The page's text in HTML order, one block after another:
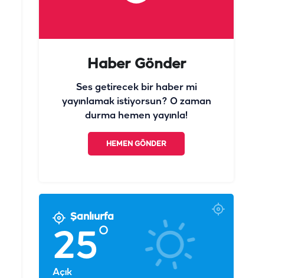
Haber Gönder
Ses getirecek bir haber mi
yayınlamak istiyorsun? O zaman
durma hemen yayınla!
HEMEN GÖNDER
Şanlıurfa
25°
Açık